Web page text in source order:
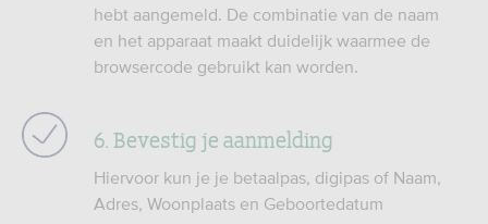
hebt aangemeld. De combinatie van de naam
en het apparaat maakt duidelijk waarmee de
browsercode gebruikt kan worden.
6. Bevestig je aanmelding
Hiervoor kun je je betaalpas, digipas of Naam,
Adres, Woonplaats en Geboortedatum